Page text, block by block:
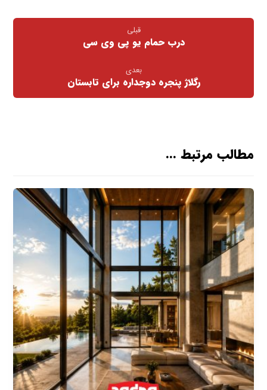
قبلی
درب حمام یو پی وی سی
بعدی
رگلاژ پنجره دوجداره برای تابستان
مطالب مرتبط ...